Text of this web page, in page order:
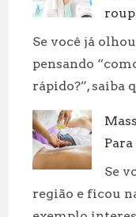
Se você já
pensando
rápido?”, saiba
Se
região e ficou